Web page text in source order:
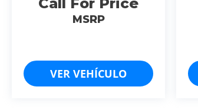
LTS 4 CIL
MSRP
VER VEHÍCULO